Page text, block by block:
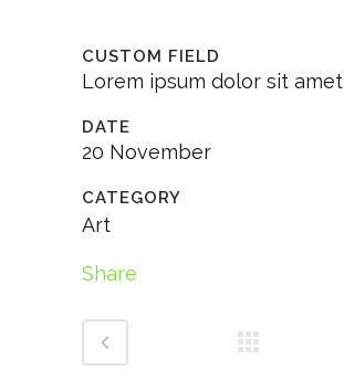
CUSTOM FIELD
Lorem ipsum dolor sit amet
DATE
20 November
CATEGORY
Art
Share